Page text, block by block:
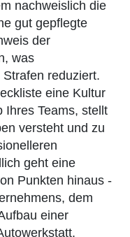
nachweislich die
gut gepflegte
der
was
reduziert.
eine Kultur
Ihres Teams, stellt
versteht und zu
geht eine
Punkten hinaus -
dem
einer